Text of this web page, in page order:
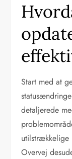
Start med at
detaljerede
utilstrækkelige
Overvej